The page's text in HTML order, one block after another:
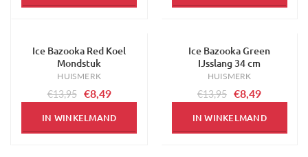
-39%
Ice Bazooka Red Koel
Mondstuk
HUISMERK
€13,95 €8,49
IN WINKELMAND
-39%Ice Bazooka Green
IJsslang 34 cm
HUISMERK
€13,95 €8,49
IN WINKELMAND